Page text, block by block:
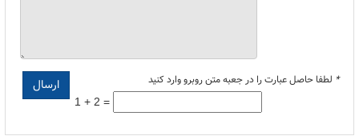
* لطفا حاصل عبارت را در جعبه متن روبرو وارد کنید
1 + 2 =